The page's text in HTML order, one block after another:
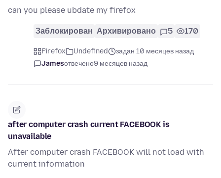
can you please ubdate my firefox
Заблокирован Архивировано 5 170
Firefox Undefined
задан 10 месяцев назад
Jamesотвечено9 месяцев назад
after computer crash current FACEBOOK is
unavailable
After computer crash FACEBOOK will not load with
current information